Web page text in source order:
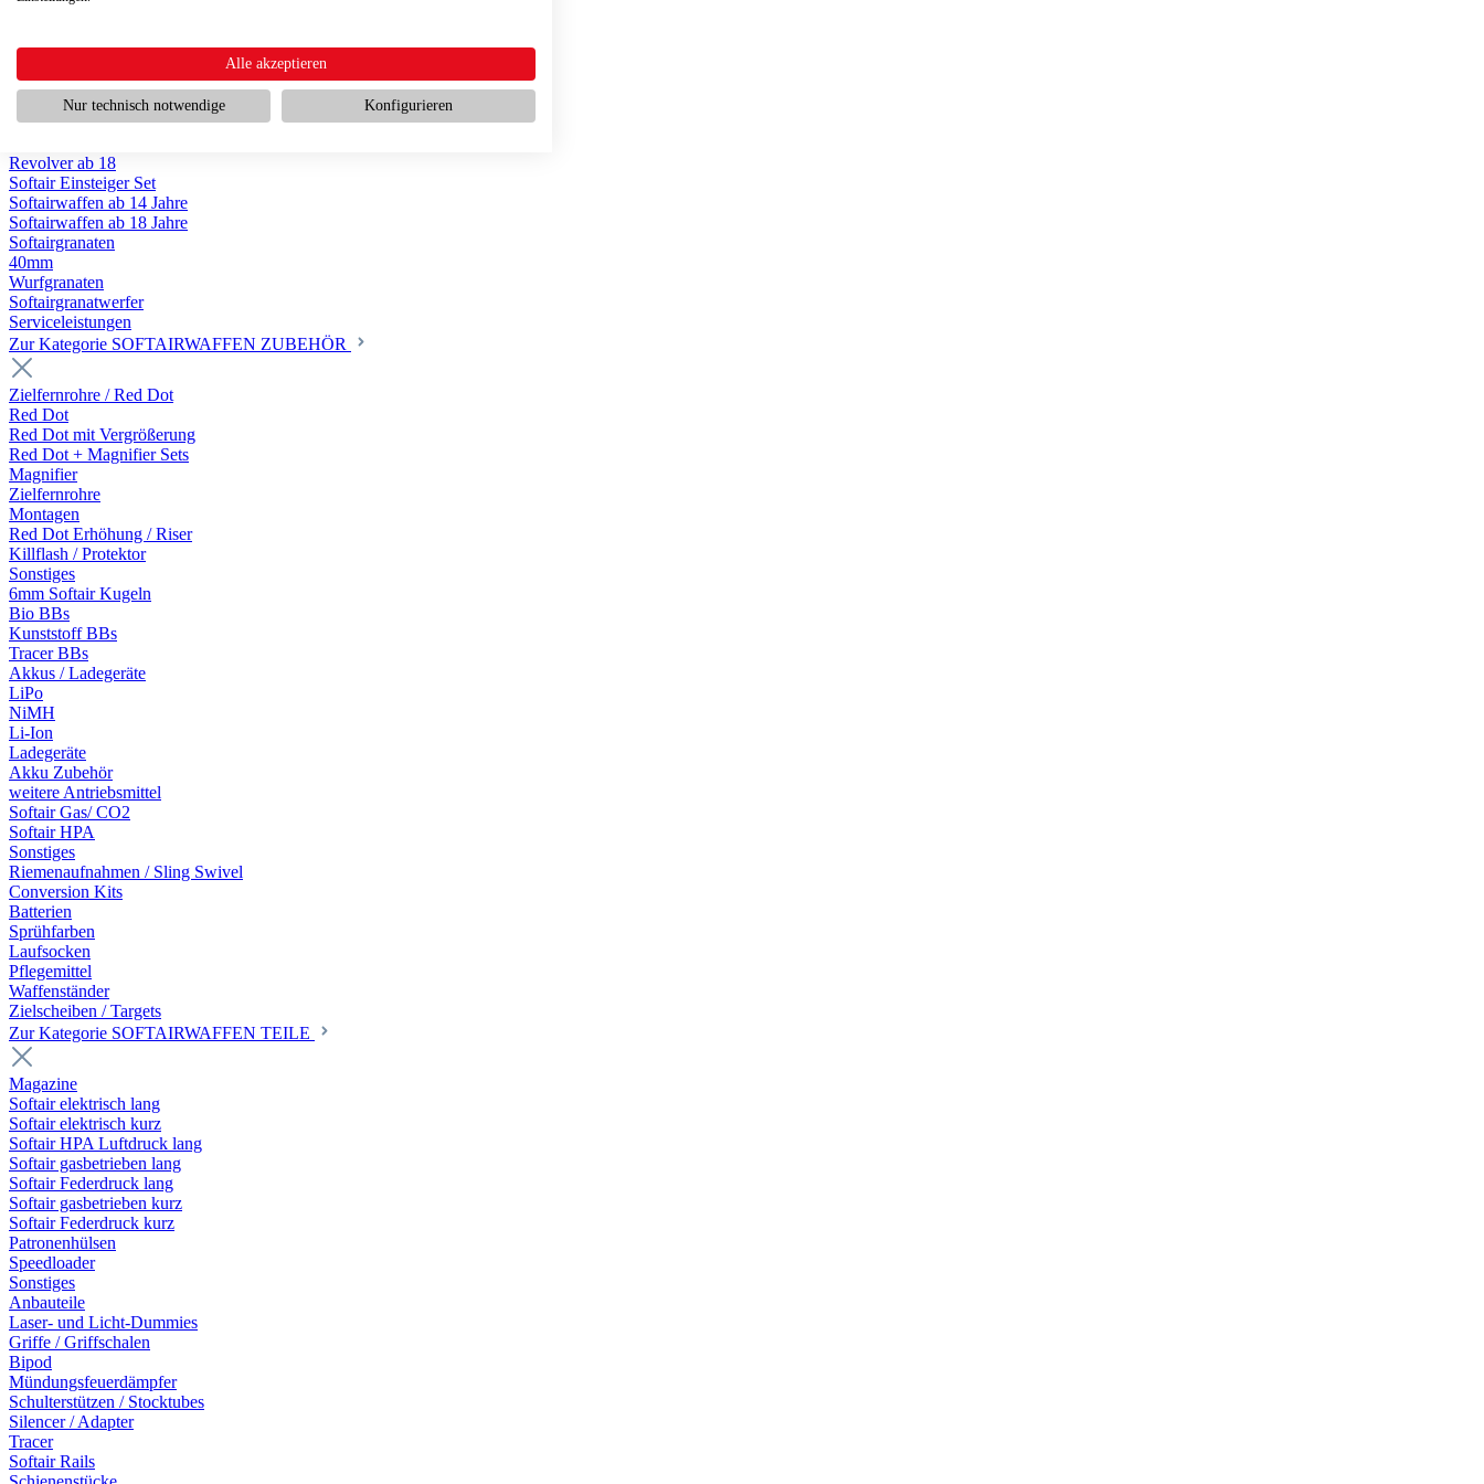
Scharfschützengewehr ab 18
Softair Pistolen
Softair Pistolen elektrisch ab 14
Softair Pistolen Federdruck ab 14
Softair Pistolen HPA Luftdruck ab 18
Revolver ab 18
Softair Einsteiger Set
Softairwaffen ab 14 Jahre
Softairwaffen ab 18 Jahre
Softairgranaten
40mm
Wurfgranaten
Softairgranatwerfer
Serviceleistungen
Zur Kategorie SOFTAIRWAFFEN ZUBEHÖR
Zielfernrohre / Red Dot
Red Dot
Red Dot mit Vergrößerung
Red Dot + Magnifier Sets
Magnifier
Zielfernrohre
Montagen
Red Dot Erhöhung / Riser
Killflash / Protektor
Sonstiges
6mm Softair Kugeln
Bio BBs
Kunststoff BBs
Tracer BBs
Akkus / Ladegeräte
LiPo
NiMH
Li-Ion
Ladegeräte
Akku Zubehör
weitere Antriebsmittel
Softair Gas/ CO2
Softair HPA
Sonstiges
Riemenaufnahmen / Sling Swivel
Conversion Kits
Batterien
Sprühfarben
Laufsocken
Pflegemittel
Waffenständer
Zielscheiben / Targets
Zur Kategorie SOFTAIRWAFFEN TEILE
Magazine
Softair elektrisch lang
Softair elektrisch kurz
Softair HPA Luftdruck lang
Softair gasbetrieben lang
Softair Federdruck lang
Softair gasbetrieben kurz
Softair Federdruck kurz
Patronenhülsen
Speedloader
Sonstiges
Anbauteile
Laser- und Licht-Dummies
Griffe / Griffschalen
Bipod
Mündungsfeuerdämpfer
Schulterstützen / Stocktubes
Silencer / Adapter
Tracer
Softair Rails
Alle akzeptieren
Nur technisch notwendige Konfigurieren